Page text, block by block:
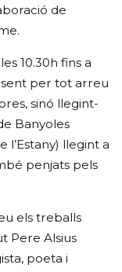
de
10.30h fins a
per tot arreu
sinó llegint-
Banyoles
l’Estany) llegint a
penjats pels
els treballs
Pere Alsius
poeta i